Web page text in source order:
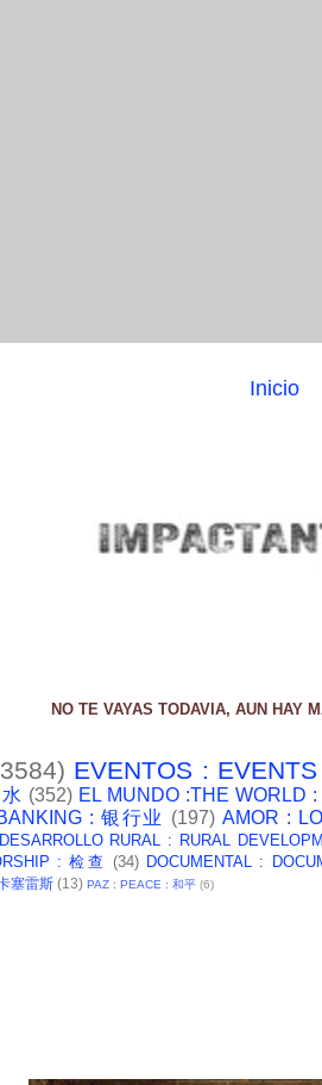
Inicio
NO TE VAYAS TODAVIA, AUN HAY
EVENTOS :
(352) EL MUNDO :THE WORLD :
: 银行业 (197) AMOR :
DESARROLLO RURAL : RURAL
: 检查 (34) DOCUMENTAL :
塞雷斯 (13) PAZ : PEACE : 和平 (6)